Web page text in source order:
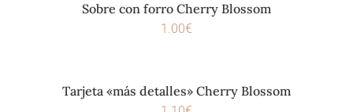
Sobre con forro Cherry Blossom
1.00€
Tarjeta «más detalles» Cherry Blossom